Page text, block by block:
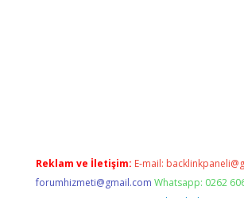
Reklam ve İletişim: E-mail:
forumhizmeti@gmail.com Whatsapp: 0262